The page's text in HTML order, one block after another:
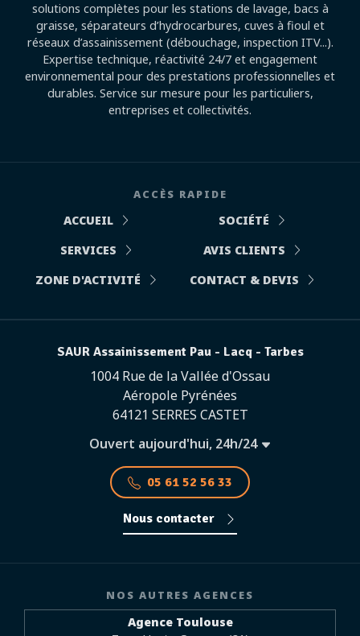
solutions complètes pour les stations de lavage, bacs à
graisse, séparateurs d’hydrocarbures, cuves à fioul et
réseaux d’assainissement (débouchage, inspection ITV...).
Expertise technique, réactivité 24/7 et engagement
environnemental pour des prestations professionnelles et
durables. Service sur mesure pour les particuliers,
entreprises et collectivités.
ACCÈS RAPIDE
ACCUEIL
SOCIÉTÉ
SERVICES
AVIS CLIENTS
ZONE D'ACTIVITÉ
CONTACT & DEVIS
SAUR Assainissement Pau - Lacq - Tarbes
1004 Rue de la Vallée d'Ossau
Aéropole Pyrénées
64121 SERRES CASTET
Ouvert aujourd'hui, 24h/24
05 61 52 56 33
Nous contacter
NOS AUTRES AGENCES
Agence Toulouse